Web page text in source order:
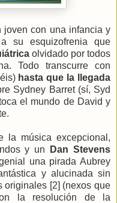
joven con una infancia y
su esquizofrenia que
olvidado por todos
Todo transcurre con
hasta que la llegada
Sydney Barret (sí, Syd
el mundo de David y
la música excepcional,
y un
Dan Stevens
una pirada Aubrey
y alucinada sin
originales [2] (nexos que
la resolución de la